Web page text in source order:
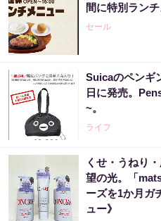
間に特別ラン
セール
Suicaのペンギ
日に発売。
~。
ライフ
くせ・うねり
望の光。「
ーズを1か月ガ
ュー》